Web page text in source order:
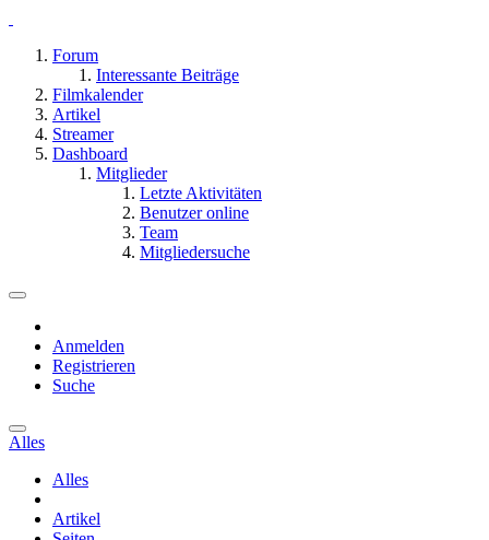
Forum
Interessante Beiträge
Filmkalender
Artikel
Streamer
Dashboard
Mitglieder
Letzte Aktivitäten
Benutzer online
Team
Mitgliedersuche
Anmelden
Registrieren
Suche
Alles
Alles
Artikel